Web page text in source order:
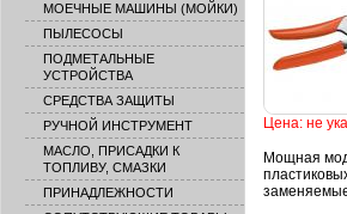
МОЕЧНЫЕ МАШИНЫ (МОЙКИ)
ПЫЛЕСОСЫ
ПОДМЕТАЛЬНЫЕ
УСТРОЙСТВА
СРЕДСТВА ЗАЩИТЫ
РУЧНОЙ ИНСТРУМЕНТ
МАСЛО, ПРИСАДКИ К
ТОПЛИВУ, СМАЗКИ
ПРИНАДЛЕЖНОСТИ
Цена: не
Мощная